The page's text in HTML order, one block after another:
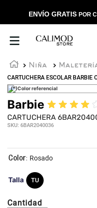
ENVÍO GRATIS POR
Niña
CARTUCHERA ESCOLAR BARBIE
(*)Color referencial
Barbie ★ ★ ★ ★
CARTUCHERA
SKU: 6BAR2040036
Talla TU
: Rosado
Cantidad